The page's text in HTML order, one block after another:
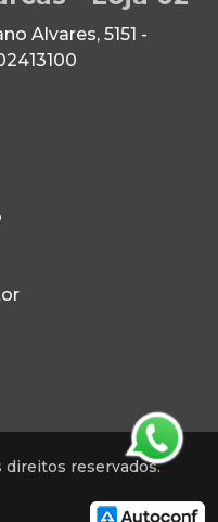
Alvares, 5151 -
reservados.